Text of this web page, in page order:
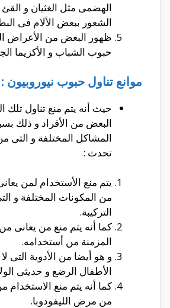
الهضمى مثل الغثيان و
الشعور ببعض الألام فى
ظهور البعض من الأعراض
حبوب الشباب و الأكزيما
موانع تناول حبوب نيوروبيون :
حيث أنه يتم منع تناول
البعض من الأفراد و ذلك
المشاكل المختلفة و التى
تحدث :
يتم منع الأستخدام لمن
من المكونات المختلفة و
التركيبة.
كما أنه يتم منع من يعانى
المزمنة من أستخدامه.
و هو أيضا من الأدوية التى
الأطفال الرضع و حديثى
كما أنه يتم منع
من مرض الليفودوبا.